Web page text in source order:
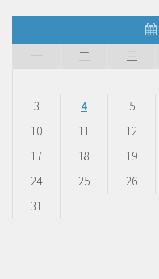
一
二 三
3
4 5
10
11 12
17
18 19
24
25 26
31